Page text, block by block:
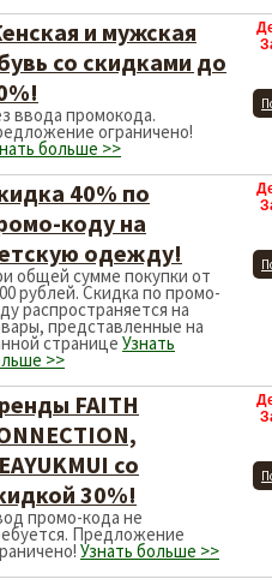
и мужская
со скидками до
ввода промокода.
ограничено!
больше >>
40% по
коду на
одежду!
общей сумме покупки от
рублей. Скидка по промо-
распространяется на
представленные на
странице Узнать
>>
FAITH
со
30%!
промо-кода не
Предложение
Узнать больше >>